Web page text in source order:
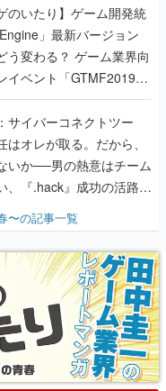
のいたり】ゲーム開発統
」最新バージョン
う変わる？ ゲーム業界向
イベント「GTMF2019」
解を深めよう【PR】
サイバーコネクトツー
オレが取る。だから、
いか──男の熱意はチーム
、『.hack』成功の活路を
色だった【若ゲのいた
〜の記事一覧